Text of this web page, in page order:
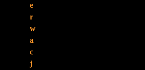
e
r
w
a
c
j